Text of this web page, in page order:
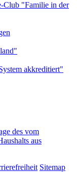
des vom
aus
Sitemap